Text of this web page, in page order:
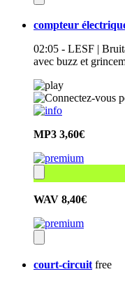
compteur
02:05 - LESF |
avec buzz et
MP3 3,60€
WAV 8,40€
court-circuit free